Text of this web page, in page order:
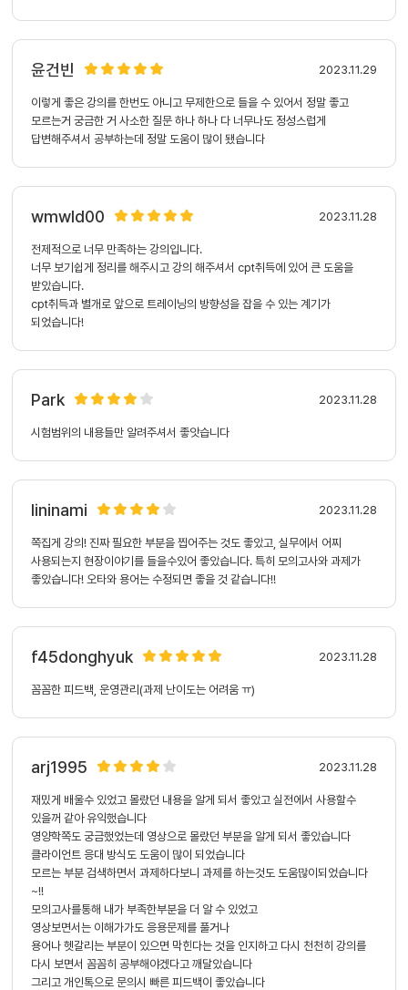
윤건빈 2023.11.29
이렇게 좋은 강의를 한번도 아니고 무제한으로 들을 수 있어서 정말 좋고
모르는거 궁금한 거 사소한 질문 하나 하나 다 너무나도 정성스럽게
답변해주셔서 공부하는데 정말 도움이 많이 됐습니다
wmwld00 2023.11.28
전제적으로 너무 만족하는 강의입니다.
너무 보기쉽게 정리를 해주시고 강의 해주셔서 cpt취득에 있어 큰 도움을
받았습니다.
cpt취득과 별개로 앞으로 트레이닝의 방향성을 잡을 수 있는 계기가
되었습니다!
Park 2023.11.28
시험범위의 내용들만 알려주셔서 좋앗습니다
lininami 2023.11.28
쪽집게 강의! 진짜 필요한 부분을 찝어주는 것도 좋았고, 실무에서 어찌
사용되는지 현장이야기를 들을수있어 좋았습니다. 특히 모의고사와 과제가
좋았습니다! 오타와 용어는 수정되면 좋을 것 같습니다!!
f45donghyuk 2023.11.28
꼼꼼한 피드백, 운영관리(과제 난이도는 어려움 ㅠ)
arj1995 2023.11.28
재밌게 배울수 있었고 몰랐던 내용을 알게 되서 좋았고 실전에서 사용할수
있을꺼 같아 유익했습니다
영양학쪽도 궁금했었는데 영상으로 몰랐던 부분을 알게 되서 좋았습니다
클라이언트 응대 방식도 도움이 많이 되었습니다
모르는 부분 검색하면서 과제하다보니 과제를 하는것도 도움많이되었습니다
~!!
모의고사를통해 내가 부족한부분을 더 알 수 있었고
영상보면서는 이해가가도 응용문제를 풀거나
용어나 헷갈리는 부분이 있으면 막힌다는 것을 인지하고 다시 천천히 강의를
다시 보면서 꼼꼼히 공부해야겠다고 깨달았습니다
그리고 개인톡으로 문의시 빠른 피드백이 좋았습니다